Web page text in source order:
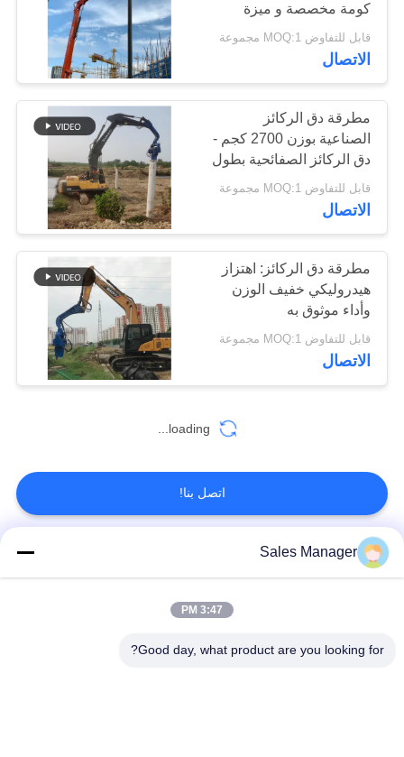
كومة مخصصة و ميزة
التحويل السريع
قابل للتفاوض MOQ:1 مجموعة
الاتصال
مطرقة دق الركائز
الصناعية بوزن 2700 كجم -
دق الركائز الصفائحية بطول
18 مترًا واهتزاز فعال
قابل للتفاوض MOQ:1 مجموعة
الاتصال
مطرقة دق الركائز: اهتزاز
هيدروليكي خفيف الوزن
وأداء موثوق به
قابل للتفاوض MOQ:1 مجموعة
الاتصال
loading...
اتصل بنا!
فئات شعبية
سائق
سائق
Sales Manager
3:47 PM
Good day, what product are you looking for?